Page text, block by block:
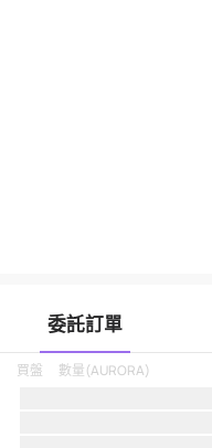
委託訂單
買盤 數量(AURORA)